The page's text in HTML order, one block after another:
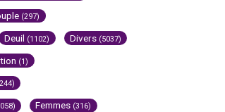
(297)
Deuil (1102) Divers (5037)
(1)
Femmes (316)